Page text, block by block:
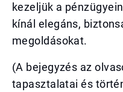
kezeljük a
kínál elegáns,
megoldásokat.
(A bejegyzés az
tapasztalatai és